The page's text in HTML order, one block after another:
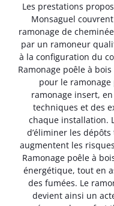
Les prestations
Monsaguel
ramonage de
par un ramoneur
à la configuration du
Ramonage poêle à
pour le
ramonage insert,
techniques et des
chaque installation.
d’éliminer les
augmentent les
Ramonage poêle à
énergétique, tout en
des fumées. Le
devient ainsi un